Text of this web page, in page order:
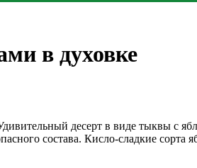
в духовке
десерт в виде тыквы с
состава. Кисло-сладкие